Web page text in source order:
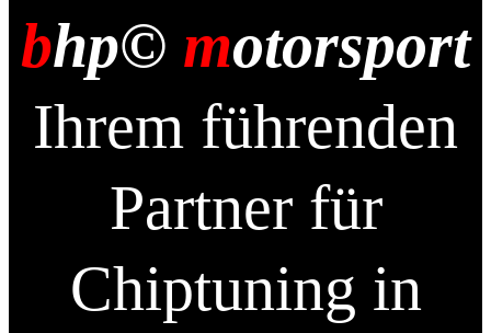
bhp© motorsport
Ihrem führenden
Partner für
Chiptuning in